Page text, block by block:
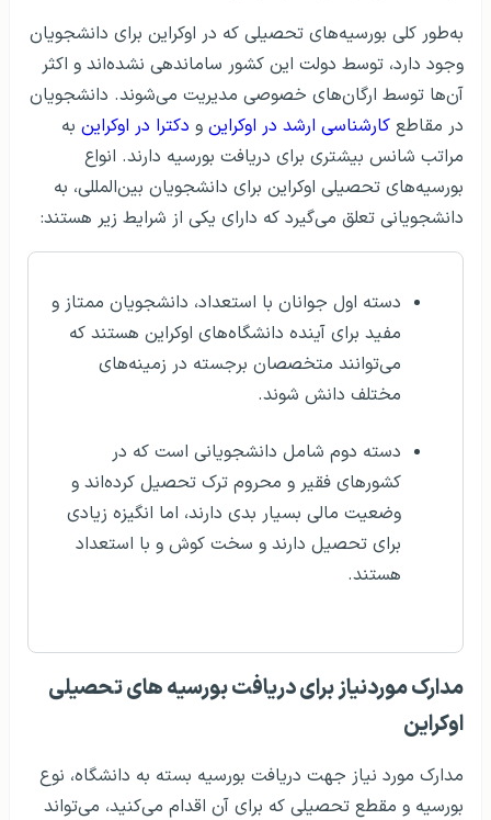
به‌طور کلی بورسیه‌های تحصیلی که در اوکراین برای دانشجویان
وجود دارد، توسط دولت این کشور ساماندهی نشده‌اند و اکثر
آن‌ها توسط ارگان‌های خصوصی مدیریت می‌شوند. دانشجویان
در مقاطع کارشناسی ارشد در اوکراین و دکترا در اوکراین به
مراتب شانس بیشتری برای دریافت بورسیه دارند. انواع
بورسیه‌های تحصیلی اوکراین برای دانشجویان بین‌المللی، به
دانشجویانی تعلق می‌گیرد که دارای یکی از شرایط زیر هستند:
دسته اول جوانان با استعداد، دانشجویان ممتاز و
مفید برای آینده دانشگاه‌های اوکراین هستند که
می‌توانند متخصصان برجسته در زمینه‌های
مختلف دانش شوند.
دسته دوم شامل دانشجویانی است که در
کشورهای فقیر و محروم ترک تحصیل کرده‌اند و
وضعیت مالی بسیار بدی دارند، اما انگیزه زیادی
برای تحصیل دارند و سخت کوش و با استعداد
هستند.
مدارک موردنیاز برای دریافت بورسیه های تحصیلی
اوکراین
مدارک مورد نیاز جهت دریافت بورسیه بسته به دانشگاه، نوع
بورسیه و مقطع تحصیلی که برای آن اقدام می‌کنید، می‌تواند